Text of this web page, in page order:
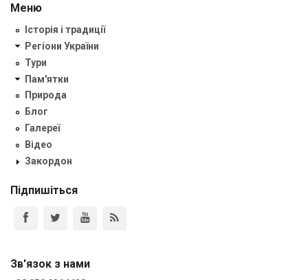
Меню
Історія і традиції
Регіони України
Тури
Пам'ятки
Природа
Блог
Галереї
Відео
Закордон
Підпишіться
Зв'язок з нами